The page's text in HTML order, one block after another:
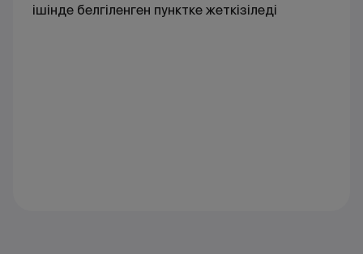
ішінде белгіленген пунктке жеткізіледі